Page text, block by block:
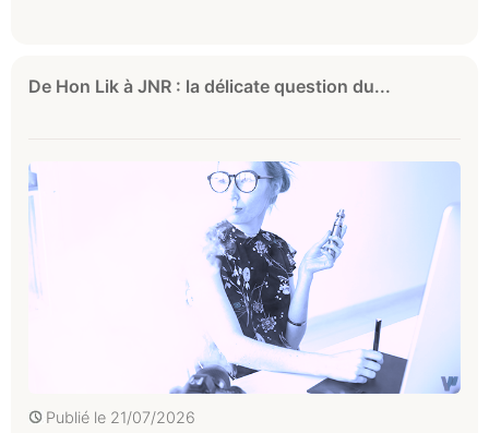
De Hon Lik à JNR : la délicate question du...
Publié le 21/07/2026